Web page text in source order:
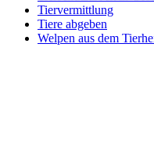
Tiervermittlung
Tiere abgeben
Welpen aus dem